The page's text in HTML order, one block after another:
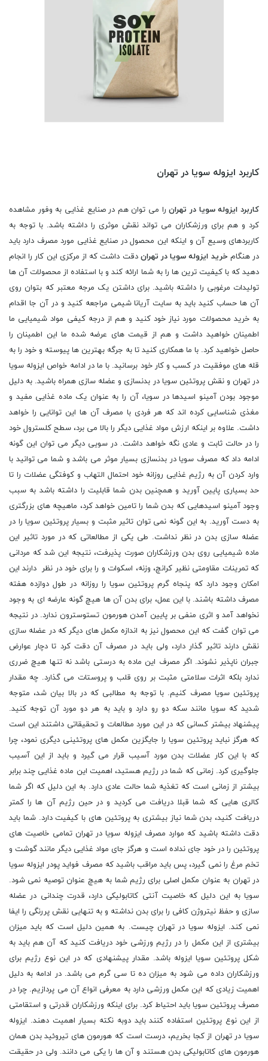
کاربرد ایزوله سویا در تهران
کاربرد ایزوله سویا در تهرانرا می توان هم در صنایع غذایی به وفور مشاهده
کرد و هم برای ورزشکاران می تواند نقش موثری را داشته باشد. با توجه به
کاربردهای وسیع آن و اینکه این محصول در صنایع غذایی مورد مصرف دارد باید
در هنگام خرید ایزوله سویا در تهراندقت داشت که از مرکزی این کار را انجام
دهید که با کیفیت ترین ها را به شما ارائه کند و با استفاده از محصولات آن ها
تولیدات مرغوبی را داشته باشید. برای داشتن یک مرجه معتبر که بتوان روی
آن ها حساب کنید باید به سایت آریانا شیمی مراجعه کنید و در آن جا اقدام
به خرید محصولات مورد نیاز خود کنید و هم از درجه کیفی مواد شیمیایی ما
اطمینان خواهید داشت و هم از قیمت های عرضه شده ما این اطمینان را
حاصل خواهید کرد. با ما همکاری کنید تا به جرگه بهترین ها پیوسته و خود را به
قله های موفقیت در کسب و کار خود برسانید. با ما در ادامه خواص ایزوله سویا
در تهران و نقش پروتئین سویا در بدنسازی و عضله سازی همراه باشید. به دلیل
موجود بودن آمینو اسیدها در سویا، آن را به عنوان یک ماده غذایی مفید و
مغذی شناسایی کرده اند که هر فردی با مصرف آن ها این توانایی را خواهد
داشت. علاوه بر اینکه ارزش مواد غذایی دیگر را بالا می برد، سطح کلسترول خود
را در حالت ثابت و عادی نگه خواهد داشت. در سویی دیگر می توان این گونه
ادامه داد که مصرف سویا در بدنسازی بسیار موثر می باشد و شما می توانید با
وارد کردن آن به رژیم غذایی روزانه خود احتمال التهاب و کوفتگی عضلات را تا
حد بسیاری پایین آورید و همچنین بدن شما قابلیت را داشته باشد به سبب
وجود آمینو اسیدهایی که بدن شما را تامین خواهد کرد، ماهیچه های بزرگتری
به دست آورید. به این گونه نمی توان تاثیر مثبت و بسیار پروتئین سویا را در
عضله سازی بدن در نظر نداشت. طی یکی از مطالعاتی که در مورد تاثیر این
ماده شیمیایی روی بدن ورزشکاران صورت پذیرفت، نتیجه این شد که مردانی
که تمرینات مقاومتی نظیر کرانچ، وزنه، اسکوات و را برای خود در نظر دارند این
امکان وجود دارد که پنجاه گرم پروتئین سویا را روزانه در طول دوازده هفته
مصرف داشته باشند. با این عمل، برای بدن آن ها هیچ گونه عارضه ای به وجود
نخواهد آمد و اثری منفی بر پایین آمدن هورمون تستوسترون ندارد. در نتیجه
می توان گفت که این محصول نیز به اندازه مکمل های دیگر که در عضله سازی
نقش دارند تاثیر گذار دارد، ولی باید در مصرف آن دقت کرد تا دچار عوارض
جبران ناپذیر نشوند. اگر مصرف این ماده به درستی باشد نه تنها هیچ ضرری
ندارد بلکه اثرات سلامتی مثبت بر روی قلب و پروستات می گذارد. چه مقدار
پروتئین سویا مصرف کنیم. با توجه به مطالبی که در بالا بیان شد، متوجه
شدید که سویا مانند سکه دو رو دارد و باید به هر دو مورد آن توجه کنید.
پیشنهاد بیشتر کسانی که در این مورد مطالعات و تحقیقاتی داشتند این است
که هرگز نباید پروتئین سویا را جایگزین مکمل های پروتئینی دیگری نمود، چرا
که با این کار عضلات بدن مورد آسیب قرار می گیرد و باید از این آسیب
جلوگیری کرد. زمانی که شما در رژیم هستید، اهمیت این ماده غذایی چند برابر
بیشتر از زمانی است که تغذیه شما حالت عادی دارد. به این دلیل که اگر شما
کالری هایی که شما قبلا دریافت می کردید و در حین رژیم آن ها را کمتر
دریافت کنید، بدن شما نیاز بیشتری به پروتئین های با کیفیت دارد. شما باید
دقت داشته باشید که موارد مصرف ایزوله سویا در تهران تمامی خاصیت های
پروتئین را در خود جای نداده است و هرگز جای مواد غذایی دیگر مانند گوشت و
تخم مرغ را نمی گیرد، پس باید مراقب باشید که مصرف فواید پودر ایزوله سویا
در تهران به عنوان مکمل اصلی برای رژیم شما به هیچ عنوان توصیه نمی شود.
سویا به این دلیل که خاصیت آنتی کاتابولیکی دارد، قدرت چندانی در عضله
سازی و حفظ نیتروژن کافی را برای بدن نداشته و به تنهایی نقش پررنگی را ایفا
نمی کند. ایزوله سویا در تهران چیست. به همین دلیل است که باید میزان
بیشتری از این مکمل را در رژیم ورزشی خود دریافت کنید که آن هم باید به
شکل پروتئین سویا ایزوله باشد. مقدار پیشنهادی که در این نوع رژیم برای
ورزشکاران داده می شود به میزان ده تا سی گرم می باشد. در ادامه به دلیل
اهمیت زیادی که این مکمل ورزشی دارد به معرفی انواع آن می پردازیم. چرا در
مصرف پروتئین سویا باید احتیاط کرد. برای اینکه ورزشکاران قدرتی و استقامتی
از این نوع پروتئین استفاده کنند باید دوبه نکته بسیار اهمیت دهند. ایزوله
سویا در تهران از کجا بخریم، درست است که هورمون های تیروئید بدن همان
هورمون های کاتابولیکی بدن هستند و آن ها را یکی می دانند. ولی در حقیقت